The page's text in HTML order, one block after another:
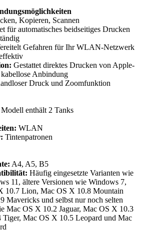
Kopieren, Scannen
für automatisches beidseitiges Drucken
Gefahren für Ihr WLAN-Netzwerk
Gestattet direktes Drucken von Apple-
Anbindung
Druck und Zoomfunktion
enthält 2 Tanks
WLAN
Tintenpatronen
A4, A5, B5
Häufig eingesetzte Varianten wie
11, ältere Versionen wie Windows 7,
10.7 Lion, Mac OS X 10.8 Mountain
Mavericks und selbst nur noch selten
Mac OS X 10.2 Jaguar, Mac OS X 10.3
Tiger, Mac OS X 10.5 Leopard und Mac